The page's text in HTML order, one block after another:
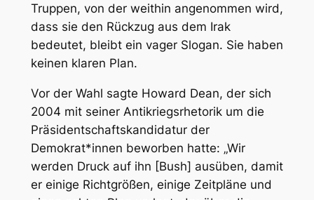
Truppen, von der weithin angenommen wird,
dass sie den Rückzug aus dem Irak
bedeutet, bleibt ein vager Slogan. Sie haben
keinen klaren Plan.
Vor der Wahl sagte Howard Dean, der sich
2004 mit seiner Antikriegsrhetorik um die
Präsidentschaftskandidatur der
Demokrat*innen beworben hatte: „Wir
werden Druck auf ihn [Bush] ausüben, damit
er einige Richtgrößen, einige Zeitpläne und